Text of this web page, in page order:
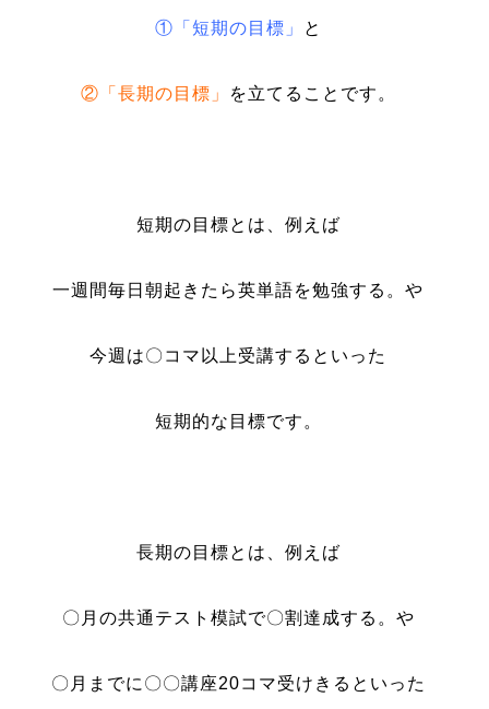
①「短期の目標」 と
②「長期の目標」 を立てることです。
短期の目標とは、例えば
一週間毎日朝起きたら英単語を勉強する。や
今週は〇コマ以上受講するといった
短期的な目標です。
長期の目標とは、例えば
〇月の共通テスト模試で〇割達成する。や
〇月までに〇〇講座20コマ受けきるといった